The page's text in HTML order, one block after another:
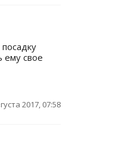
ему свое
2017, 07:58